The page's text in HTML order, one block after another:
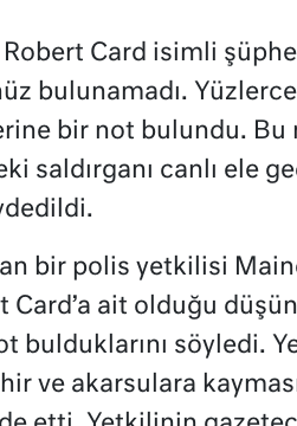
Card isimli
bulunamadı.
bir not bulundu. Bu
saldırganı canlı ele
bir polis yetkilisi
Card’a ait olduğu
bulduklarını söyledi.
ve akarsulara